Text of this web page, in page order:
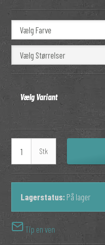
Vælg Farve
Vælg Størrelser
Vælg Variant
Stk
Lagerstatus: På lager
Tip en ven